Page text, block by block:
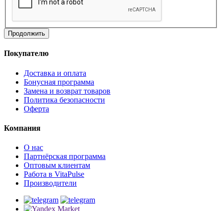
Продолжить
Покупателю
Доставка и оплата
Бонусная программа
Замена и возврат товаров
Политика безопасности
Оферта
Компания
О нас
Партнёрская программа
Оптовым клиентам
Работа в VitaPulse
Производители